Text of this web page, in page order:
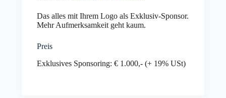
Das alles mit Ihrem Logo als Exklusiv-Sponsor.
Mehr Aufmerksamkeit geht kaum.
Preis
Exklusives Sponsoring: € 1.000,- (+ 19% USt)